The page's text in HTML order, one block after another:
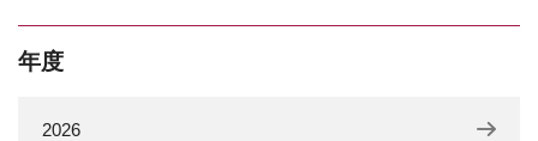
年度
2026